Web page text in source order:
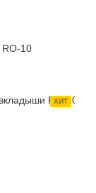
10
ХИТ